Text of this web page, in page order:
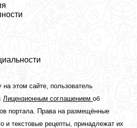
этом сайте, пользователь
Лицензионным соглашениемоб
портала. Права на размещённые
и текстовые рецепты, принадлежат их